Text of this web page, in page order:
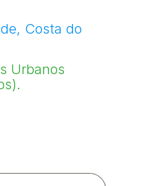
Costa do
Urbanos